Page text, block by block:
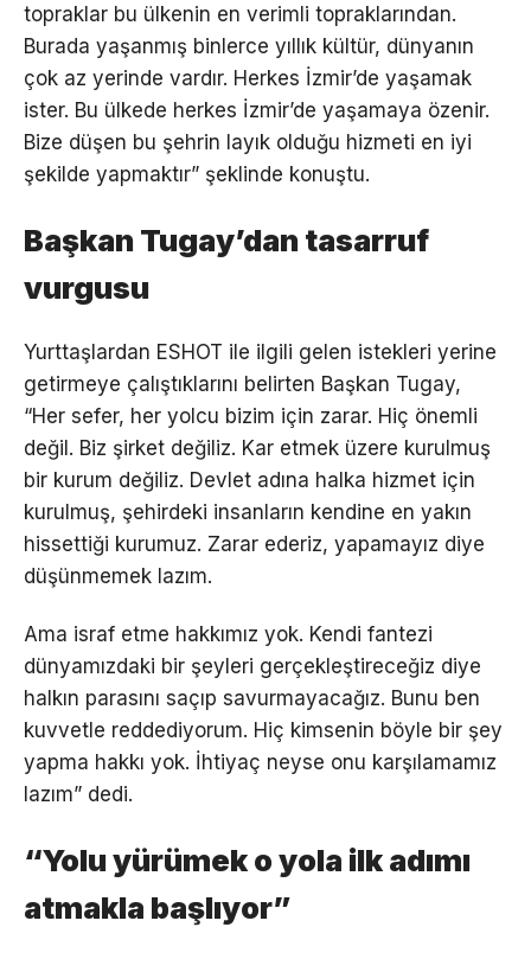
topraklar bu ülkenin en verimli topraklarından.
Burada yaşanmış binlerce yıllık kültür, dünyanın
çok az yerinde vardır. Herkes İzmir’de yaşamak
ister. Bu ülkede herkes İzmir’de yaşamaya özenir.
Bize düşen bu şehrin layık olduğu hizmeti en iyi
şekilde yapmaktır” şeklinde konuştu.
Başkan Tugay’dan tasarruf
vurgusu
Yurttaşlardan ESHOT ile ilgili gelen istekleri yerine
getirmeye çalıştıklarını belirten Başkan Tugay,
“Her sefer, her yolcu bizim için zarar. Hiç önemli
değil. Biz şirket değiliz. Kar etmek üzere kurulmuş
bir kurum değiliz. Devlet adına halka hizmet için
kurulmuş, şehirdeki insanların kendine en yakın
hissettiği kurumuz. Zarar ederiz, yapamayız diye
düşünmemek lazım.
Ama israf etme hakkımız yok. Kendi fantezi
dünyamızdaki bir şeyleri gerçekleştireceğiz diye
halkın parasını saçıp savurmayacağız. Bunu ben
kuvvetle reddediyorum. Hiç kimsenin böyle bir şey
yapma hakkı yok. İhtiyaç neyse onu karşılamamız
lazım” dedi.
“Yolu yürümek o yola ilk adımı
atmakla başlıyor”